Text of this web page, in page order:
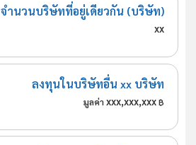
จำนวนบริษัทที่อยู่เดียวกัน (บริษัท)
xx
ลงทุนในบริษัทอื่น xx บริษัท
มูลค่า xxx,xxx,xxx ฿